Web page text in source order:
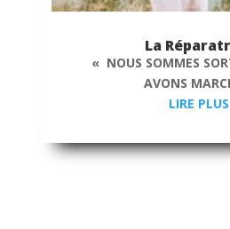
La
« NOUS SOMMES
AVONS
LIRE PLUS